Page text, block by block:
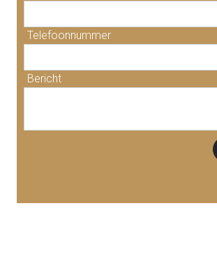
Telefoonnummer
Bericht